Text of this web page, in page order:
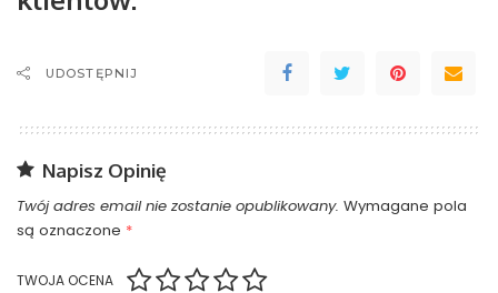
UDOSTĘPNIJ
Napisz Opinię
Twój adres email nie zostanie opublikowany. Wymagane pola
są oznaczone *
TWOJA OCENA